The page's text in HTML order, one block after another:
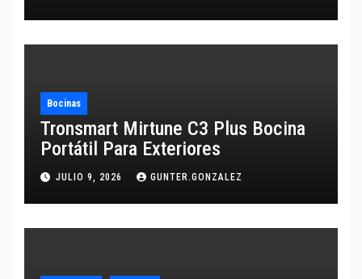
Bocinas
Tronsmart Mirtune C3 Plus Bocina
Portátil Para Exteriores
JULIO 9, 2026 GUNTER.GONZALEZ